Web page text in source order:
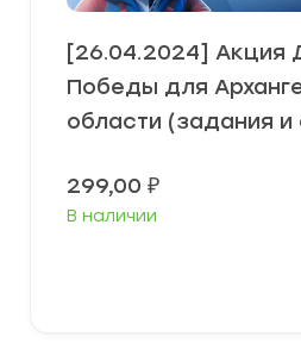
[26.04.2024] Акция
Победы для
области (задания и
299,00 ₽
В наличии